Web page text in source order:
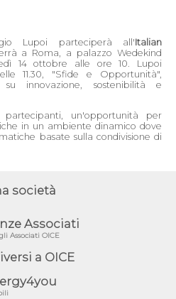
Lupoi parteciperà all'Italian
a Roma, a palazzo Wedekind
14 ottobre alle ore 10. Lupoi
11.30, "Sfide e Opportunità",
innovazione, sostenibilità e
un'opportunità per
in un ambiente dinamico dove
basate sulla condivisione di
società
Associati
Associati OICE
a OICE